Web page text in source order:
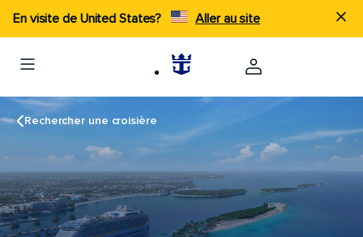
En visite de United States? Aller au site
Rechercher une croisière